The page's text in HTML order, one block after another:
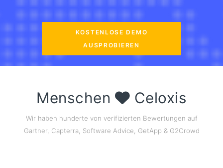
KOSTENLOSE DEMO
AUSPROBIEREN
Menschen Celoxis
Wir haben hunderte von verifizierten Bewertungen auf
Gartner, Capterra, Software Advice, GetApp & G2Crowd